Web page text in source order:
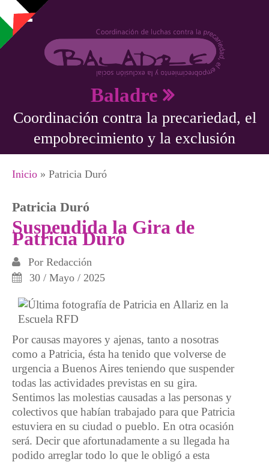
Pasar al contenido principal
Baladre
Coordinación contra la precariedad, el
empobrecimiento y la exclusión
Se encuentra usted aquí
Inicio » Patricia Duró
Patricia Duró
Suspendida la Gira de
Patricia Duró
Por Redacción
30 / Mayo / 2025
Por causas mayores y ajenas, tanto a nosotras
como a Patricia, ésta ha tenido que volverse de
urgencia a Buenos Aires teniendo que suspender
todas las actividades previstas en su gira.
Sentimos las molestias causadas a las personas y
colectivos que habían trabajado para que Patricia
estuviera en su ciudad o pueblo. En otra ocasión
será. Decir que afortunadamente a su llegada ha
podido arreglar todo lo que le obligó a esta